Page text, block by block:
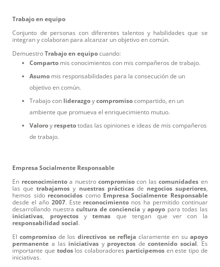
Trabajo en equipo
Conjunto de personas con diferentes talentos y habilidades que se
integran y colaboran para alcanzar un objetivo en común.
DemuestroTrabajo en equipo cuando:
Comparto mis conocimientos con mis compañeros de trabajo.
Asumo mis responsabilidades para la consecución de un
objetivo en común.
Trabajo con liderazgo ycompromiso compartido, en un
ambiente que promueva el enriquecimiento mutuo.
Valoro y respeto todas las opiniones e ideas de mis compañeros
de trabajo.
Empresa Socialmente Responsable
En reconocimientoa nuestrocompromiso con lascomunidades en
las quetrabajamos y nuestras prácticasde negocios superiores,
hemos sido reconocidos como Empresa Socialmente Responsable
desde el año 2007. Este reconocimiento nos ha permitido continuar
desarrollando nuestracultura de conciencia yapoyo para todas las
iniciativas, proyectosytemas que tengan que ver con la
responsabilidad social.
Elcompromiso de los directivos se refleja claramente en su apoyo
permanente a las iniciativas y proyectos decontenido social. Es
importante que todoslos colaboradores participemos en este tipo de
iniciativas.